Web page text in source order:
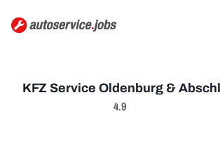
KFZ Service Oldenburg &
4.9